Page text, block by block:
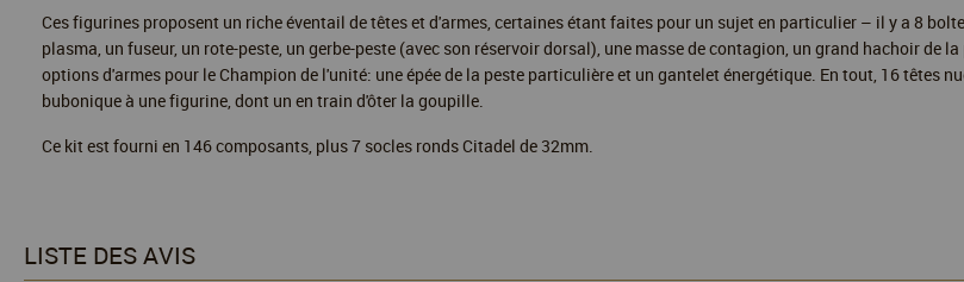
Ces figurines proposent un riche éventail de têtes et d'armes, certaines étant faites pour un sujet en particulier – il y a 8
plasma, un fuseur, un rote-peste, un gerbe-peste (avec son réservoir dorsal), une masse de contagion, un grand hachoir
options d'armes pour le Champion de l'unité: une épée de la peste particulière et un gantelet énergétique. En tout, 16 têtes
bubonique à une figurine, dont un en train d'ôter la goupille.
Ce kit est fourni en 146 composants, plus 7 socles ronds Citadel de 32mm.
LISTE DES AVIS